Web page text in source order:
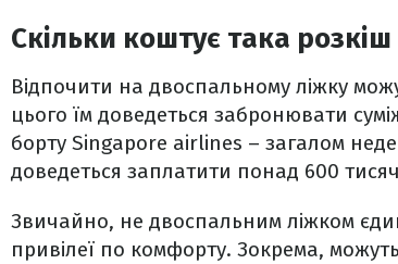
Скільки коштує така розкіш
Відпочити на двоспальному ліжку
цього їм доведеться забронювати
борту Singapore airlines – загалом
доведеться заплатити понад 600
Звичайно, не двоспальним ліжком
привілеї по комфорту. Зокрема,